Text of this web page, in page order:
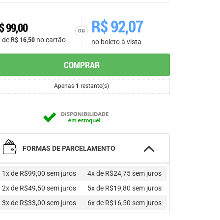
99,00
deR$ 16,50 no cartão
ou R$92,07
no boleto à vista
COMPRAR
Apenas 1 restante(s)
FORMAS DE PARCELAMENTO
1x de R$99,00 sem juros
2x de R$49,50 sem juros
3x de R$33,00 sem juros
4x de R$24,75sem juros
5x de R$19,80 sem juros
6x de R$16,50 sem juros